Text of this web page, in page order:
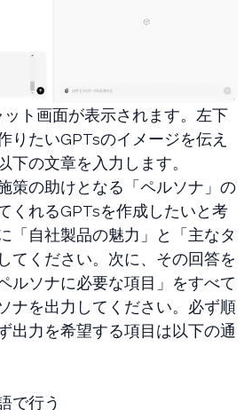
ト画面が表示されます。左下
りたいGPTsのイメージを伝え
下の文章を入力します。
策の助けとなる「ペルソナ」の
くれるGPTsを作成したいと考
「自社製品の魅力」と「主なタ
てください。次に、その回答を
ルソナに必要な項目」をすべて
ナを出力してください。必ず順
出力を希望する項目は以下の通
で行う